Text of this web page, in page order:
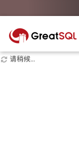
请稍候...